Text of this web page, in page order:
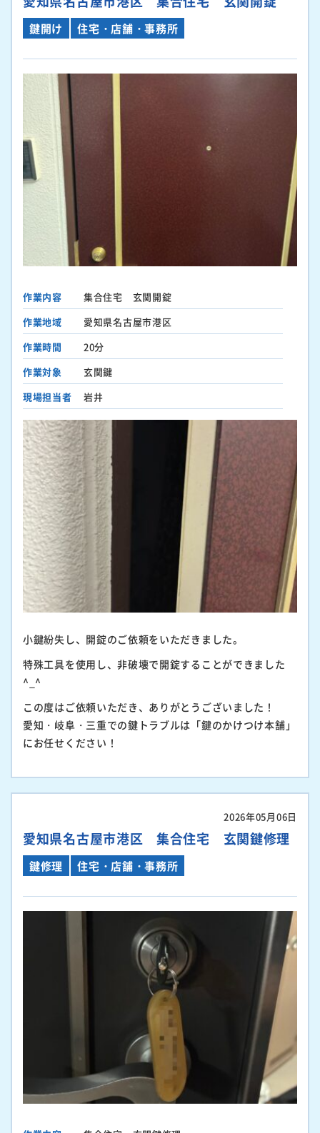
鍵開け 住宅・店舗・事務所
作業内容
集合住宅 玄関開錠
作業地域
愛知県名古屋市港区
作業時間
20分
作業対象
玄関鍵
現場担当者
岩井
小鍵紛失し、開錠のご依頼をいただきました。
特殊工具を使用し、非破壊で開錠することができました
^_^
この度はご依頼いただき、ありがとうございました！
愛知・岐阜・三重での鍵トラブルは「鍵のかけつけ本舗」
にお任せください！
2026年05月06日
愛知県名古屋市港区 集合住宅 玄関鍵修理
鍵修理 住宅・店舗・事務所